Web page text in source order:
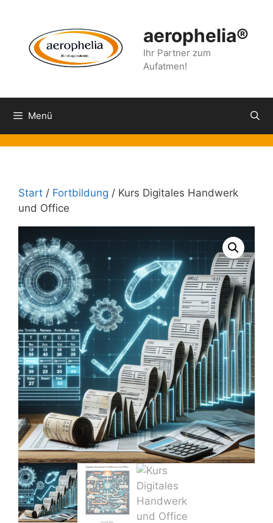
springen
aerophelia®
Ihr Partner zum
Aufatmen!
Menü
Start / Fortbildung / Kurs Digitales Handwerk
und Office